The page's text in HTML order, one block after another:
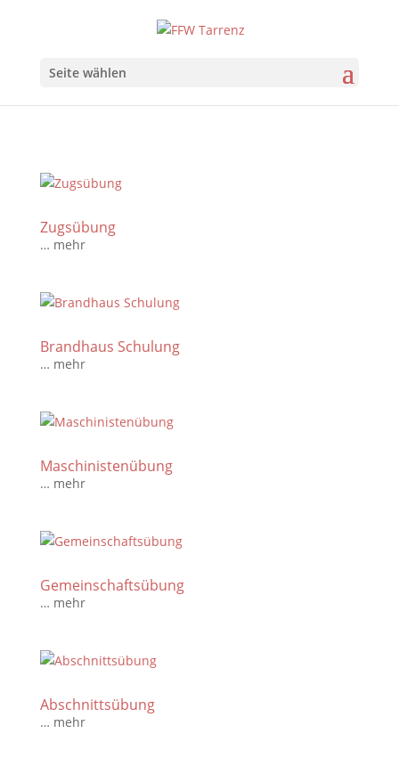
Seite wählen
Zugsübung
… mehr
Brandhaus Schulung
… mehr
Maschinistenübung
… mehr
Gemeinschaftsübung
… mehr
Abschnittsübung
… mehr